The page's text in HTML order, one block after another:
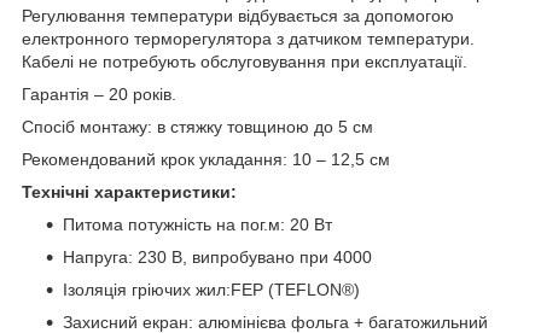
Регулювання температури відбувається за допомогою
електронного терморегулятора з датчиком температури.
Кабелі не потребують обслуговування при експлуатації.
Гарантія – 20 років.
Спосіб монтажу: в стяжку товщиною до 5 см
Рекомендований крок укладання: 10 – 12,5 см
Технічні характеристики:
Питома потужність на пог.м: 20 Вт
Напруга: 230 В, випробувано при 4000
Ізоляція гріючих жил:FEP (TEFLON®)
Захисний екран: алюмінієва фольга + багатожильний